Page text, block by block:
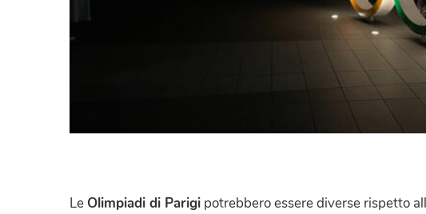
Le Olimpiadi di Parigi potrebbero essere diverse rispetto